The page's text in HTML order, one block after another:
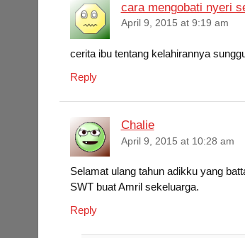
o
o
k
A
p
d
n
cara mengobati nyeri
April 9, 2015 at 9:19 am
cerita ibu tentang kelahirannya
Reply
Chalie
April 9, 2015 at 10:28 am
Selamat ulang tahun adikku yang
SWT buat Amril sekeluarga.
Reply